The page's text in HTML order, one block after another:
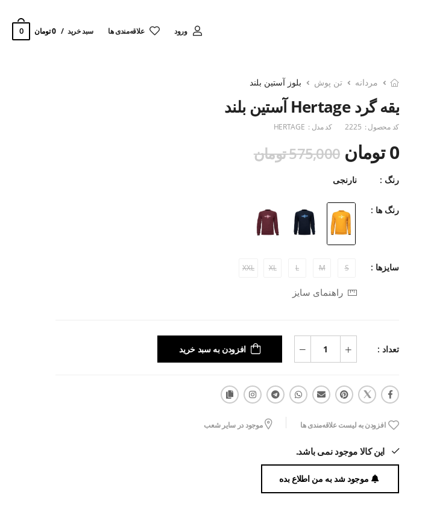
ورود ‌علاقه‌مندی ها سبد خرید 0 تومان 0
مردانه تن پوش بلوز آستین بلند
یقه گرد Hertage آستین بلند
کد محصول : 2225 کد مدل : HERTAGE
0 تومان 575,000 تومان
رنگ : نارنجی
رنگ ها :
سایزها : S
M
L
XL
XXL
راهنمای سایز
تعداد : افزودن به سبد خرید
افزودن به لیست علاقه‌مندی ها موجود در سایر شعب
این کالا موجود نمی باشد.
موجود شد به من اطلاع بده